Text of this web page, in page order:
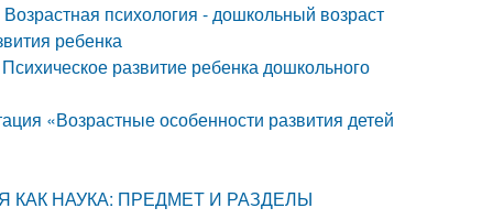
психология - дошкольный возраст
ребенка
развитие ребенка дошкольного
«Возрастные особенности развития детей
КАК НАУКА: ПРЕДМЕТ И РАЗДЕЛЫ